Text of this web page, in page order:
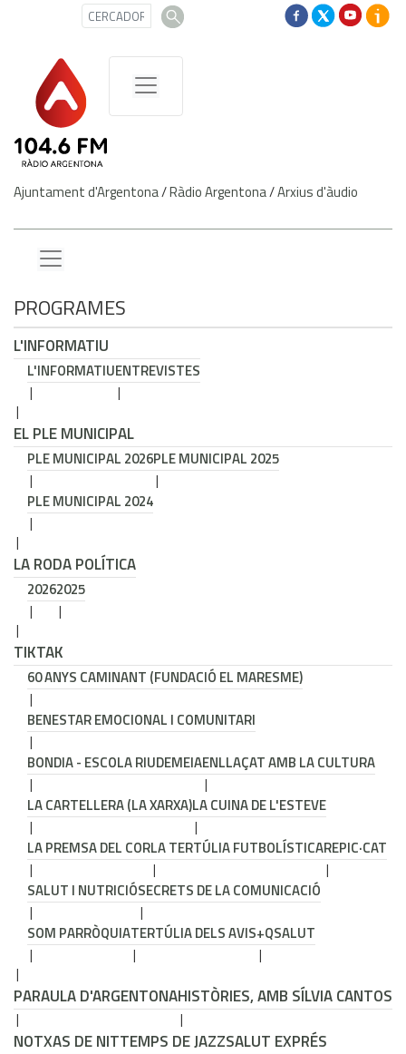
Ajuntament d'Argentona/Ràdio Argentona/Arxius d'àudio
PROGRAMES
L'INFORMATIU
L'INFORMATIUENTREVISTES
EL PLE MUNICIPAL
PLE MUNICIPAL 2026PLE MUNICIPAL 2025
PLE MUNICIPAL 2024
LA RODA POLÍTICA
20262025
TIKTAK
60 ANYS CAMINANT (FUNDACIÓ EL MARESME)
BENESTAR EMOCIONAL I COMUNITARI
BONDIA - ESCOLA RIUDEMEIAENLLAÇAT AMB LA CULTURA
LA CARTELLERA (LA XARXA)LA CUINA DE L'ESTEVE
LA PREMSA DEL CORLA TERTÚLIA FUTBOLÍSTICAREPIC·CAT
SALUT I NUTRICIÓSECRETS DE LA COMUNICACIÓ
SOM PARRÒQUIATERTÚLIA DELS AVIS+QSALUT
PARAULA D'ARGENTONAHISTÒRIES, AMB SÍLVIA CANTOS
NOTXAS DE NITTEMPS DE JAZZSALUT EXPRÉS